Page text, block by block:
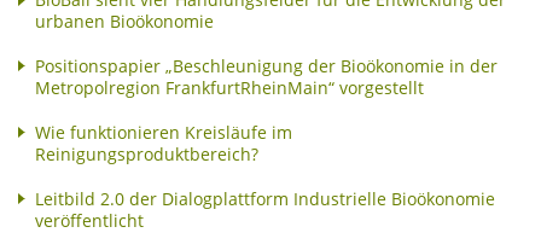
urbanen Bioökonomie
Positionspapier „Beschleunigung der Bioökonomie in der
Metropolregion FrankfurtRheinMain“ vorgestellt
Wie funktionieren Kreisläufe im
Reinigungsproduktbereich?
Leitbild 2.0 der Dialogplattform Industrielle Bioökonomie
veröffentlicht